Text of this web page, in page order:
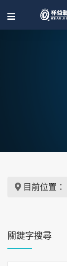
目前位置：
關鍵字搜尋